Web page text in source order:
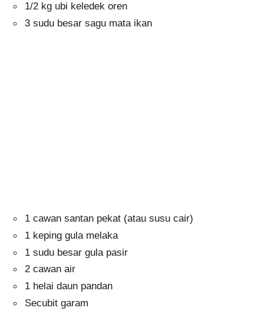
1/2 kg ubi keledek oren
3 sudu besar sagu mata ikan
1 cawan santan pekat (atau susu cair)
1 keping gula melaka
1 sudu besar gula pasir
2 cawan air
1 helai daun pandan
Secubit garam